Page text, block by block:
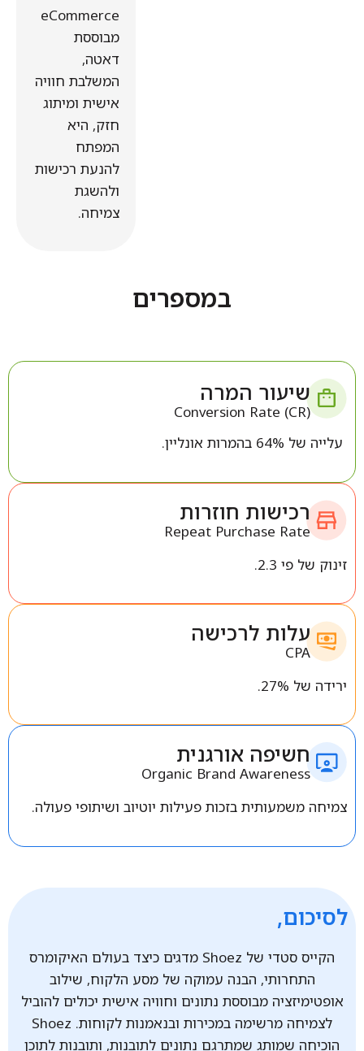
eCommerce
מבוססת
דאטה,
המשלבת חוויה
אישית ומיתוג
חזק, היא
המפתח
להנעת רכישות
ולהשגת
צמיחה.
במספרים
שיעור המרה
Conversion Rate (CR)
עלייה של 64% בהמרות אונליין.
רכישות חוזרות
Repeat Purchase Rate
זינוק של פי 2.3.
עלות לרכישה
CPA
ירידה של 27%.
חשיפה אורגנית
Organic Brand Awareness
צמיחה משמעותית בזכות פעילות יוטיוב ושיתופי פעולה.
לסיכום,
הקייס סטדי של Shoez מדגים כיצד בעולם האיקומרס
התחרותי, הבנה עמוקה של מסע הלקוח, שילוב
אופטימיזציה מבוססת נתונים וחוויה אישית יכולים להוביל
לצמיחה מרשימה במכירות ובנאמנות לקוחות. Shoez
הוכיחה שמותג שמתרגם נתונים לתובנות, ותובנות לתוכן